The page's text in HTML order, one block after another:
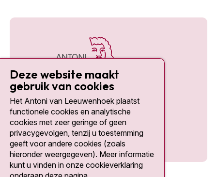
Social media
Deze website maakt
gebruik van cookies
Het Antoni van Leeuwenhoek plaatst
functionele cookies en analytische
cookies met zeer geringe of geen
privacygevolgen, tenzij u toestemming
geeft voor andere cookies (zoals
hieronder weergegeven). Meer informatie
kunt u vinden in onze cookieverklaring